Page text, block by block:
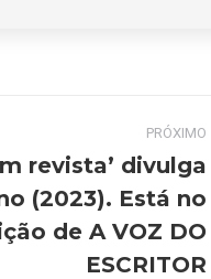
PRÓXIMO
revista’ divulga
(2023). Está no
de A VOZ DO
ESCRITOR